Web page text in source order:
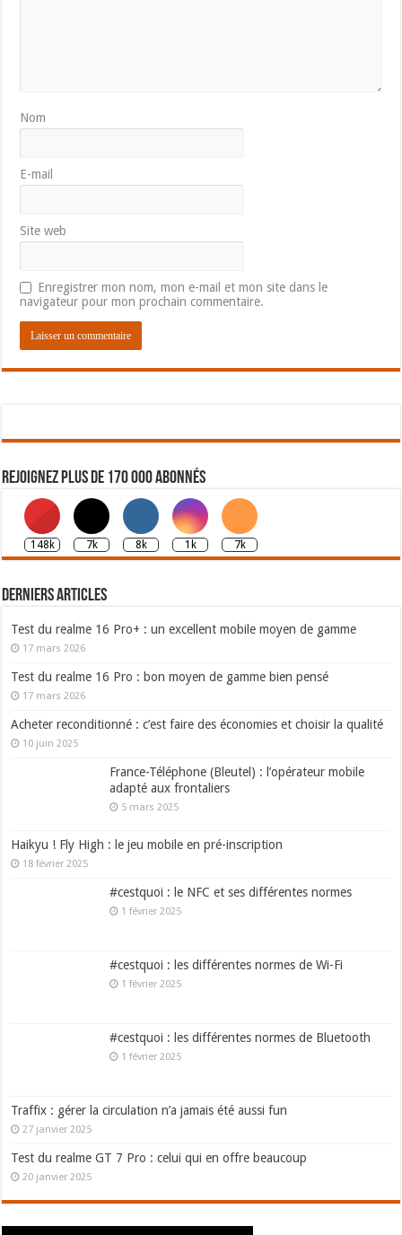
Nom
E-mail
Site web
Enregistrer mon nom, mon e-mail et mon site dans le
navigateur pour mon prochain commentaire.
Rejoignez plus de 170 000 abonnés
148k 7k 8k 1k 7k
Derniers articles
Test du realme 16 Pro+ : un excellent mobile moyen de gamme
17 mars 2026
Test du realme 16 Pro : bon moyen de gamme bien pensé
17 mars 2026
Acheter reconditionné : c’est faire des économies et choisir la qualité
10 juin 2025
France-Téléphone (Bleutel) : l’opérateur mobile
adapté aux frontaliers
5 mars 2025
Haikyu ! Fly High : le jeu mobile en pré-inscription
18 février 2025
#cestquoi : le NFC et ses différentes normes
1 février 2025
#cestquoi : les différentes normes de Wi-Fi
1 février 2025
#cestquoi : les différentes normes de Bluetooth
1 février 2025
Traffix : gérer la circulation n’a jamais été aussi fun
27 janvier 2025
Test du realme GT 7 Pro : celui qui en offre beaucoup
20 janvier 2025